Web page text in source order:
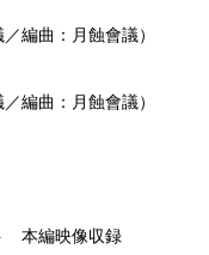
編曲：月蝕會議）
編曲：月蝕會議）
本編映像収録